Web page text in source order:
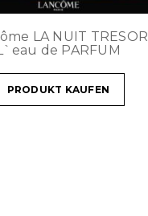
LA NUIT TRESOR
de PARFUM
PRODUKT KAUFEN